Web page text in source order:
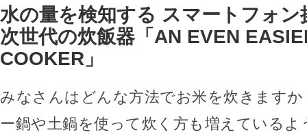
水の量を検知する スマートフォン
次世代の炊飯器「AN EVEN
COOKER」
みなさんはどんな方法でお米を炊きます
ー鍋や土鍋を使って炊く方も増えている